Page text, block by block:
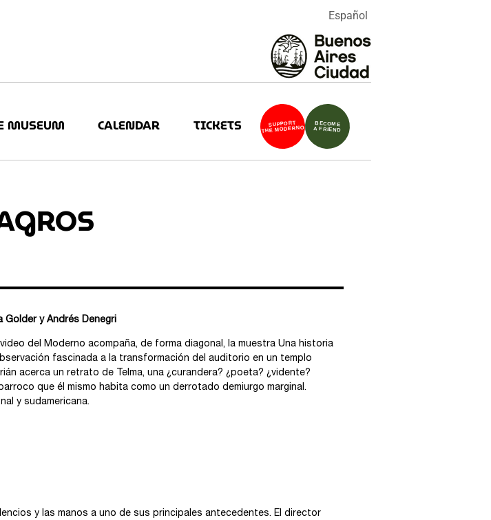
Español
MUSEUM CALENDAR TICKETS SUPPORT
THE MODERNO
BECOME
A FRIEND
Golder y Andrés Denegri
del Moderno acompaña, de forma diagonal, la muestra Una historia
fascinada a la transformación del auditorio en un templo
acerca un retrato de Telma, una ¿curandera? ¿poeta? ¿vidente?
que él mismo habita como un derrotado demiurgo marginal.
y sudamericana.
y las manos a uno de sus principales antecedentes. El director